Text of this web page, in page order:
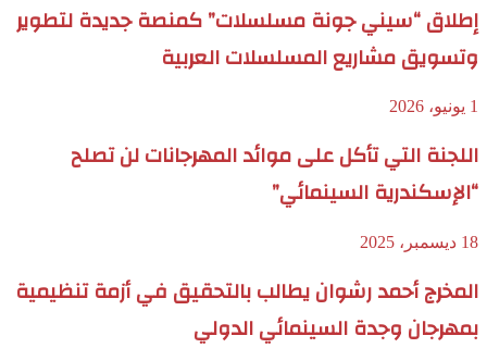
إطلاق “سيني جونة مسلسلات” كمنصة جديدة لتطوير
وتسويق مشاريع المسلسلات العربية
1 يونيو، 2026
اللجنة التي تأكل على موائد المهرجانات لن تصلح
“الإسكندرية السينمائي”
18 ديسمبر، 2025
المخرج أحمد رشوان يطالب بالتحقيق في أزمة تنظيمية
بمهرجان وجدة السينمائي الدولي